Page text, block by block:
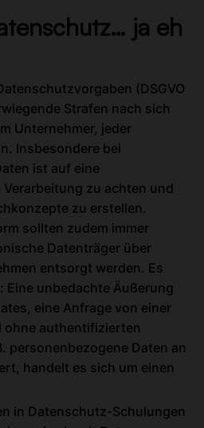
ja eh
(DSGVO
Strafen nach sich
Unternehmer, jeder
Insbesondere bei
ist auf eine
zu achten und
zu erstellen.
sollten zudem immer
Datenträger über
entsorgt werden. Es
Eine unbedachte Äußerung
eine Anfrage von einer
ohne authentifizierten
personenbezogene Daten an
handelt es sich um einen
in Datenschutz-Schulungen